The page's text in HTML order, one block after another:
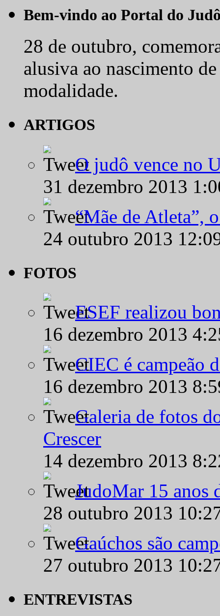
Bem-vindo ao Portal do
28 de outubro,
alusiva ao nascimento
modalidade.
ARTIGOS
O judô vence no
31 dezembro 2013
“Mãe de Atleta”,
24 outubro 2013
FOTOS
ESEF realizou
16 dezembro 2013
CIEC é campeão
16 dezembro 2013
Galeria de fotos
Crescer
14 dezembro 2013
JudoMar 15 anos
28 outubro 2013
Gaúchos são
27 outubro 2013
ENTREVISTAS